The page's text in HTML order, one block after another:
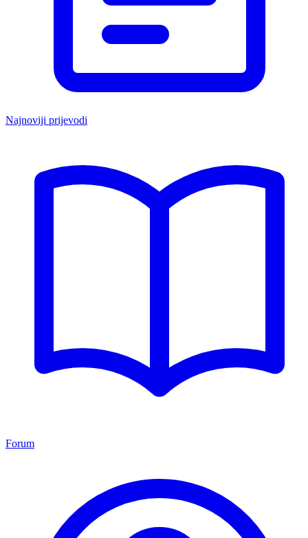
Najnoviji prijevodi
Forum